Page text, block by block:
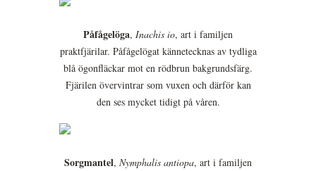
Påfågelöga, Inachis io, art i familjen
praktfjärilar. Påfågelögat kännetecknas av tydliga
blå ögonfläckar mot en rödbrun bakgrundsfärg.
Fjärilen övervintrar som vuxen och därför kan
den ses mycket tidigt på våren.
Sorgmantel, Nymphalis antiopa, art i familjen